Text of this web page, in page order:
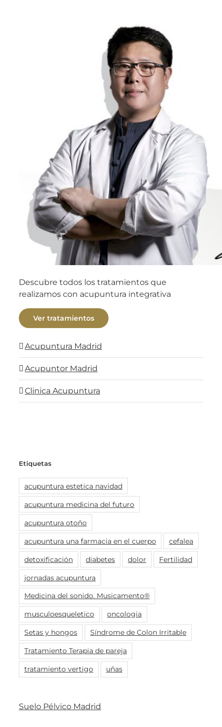
Descubre todos los tratamientos que
realizamos con acupuntura integrativa
Ver tratamientos
Acupuntura Madrid
Acupuntor Madrid
Clinica Acupuntura
Etiquetas
acupuntura estetica navidad
acupuntura medicina del futuro
acupuntura otoño
acupuntura una farmacia en el cuerpo cefalea
detoxificación diabetes dolor Fertilidad
jornadas acupuntura
Medicina del sonido. Musicamento®
musculoesqueletico oncologia
Setas y hongos Síndrome de Colon Irritable
Tratamiento Terapia de pareja
tratamiento vertigo uñas
Suelo Pélvico Madrid